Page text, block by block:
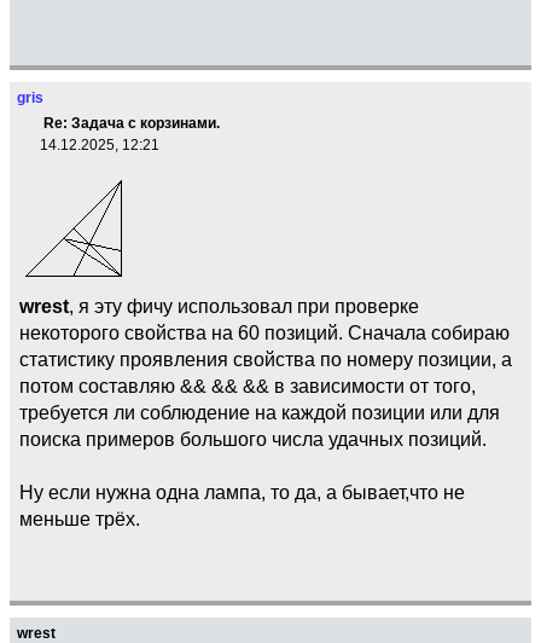
gris
Re: Задача с корзинами.
14.12.2025, 12:21
wrest, я эту фичу использовал при проверке
некоторого свойства на 60 позиций. Сначала собираю
статистику проявления свойства по номеру позиции, а
потом составляю && && && в зависимости от того,
требуется ли соблюдение на каждой позиции или для
поиска примеров большого числа удачных позиций.
Ну если нужна одна лампа, то да, а бывает,что не
меньше трёх.
wrest